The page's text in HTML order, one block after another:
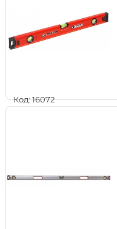
Код: 16072